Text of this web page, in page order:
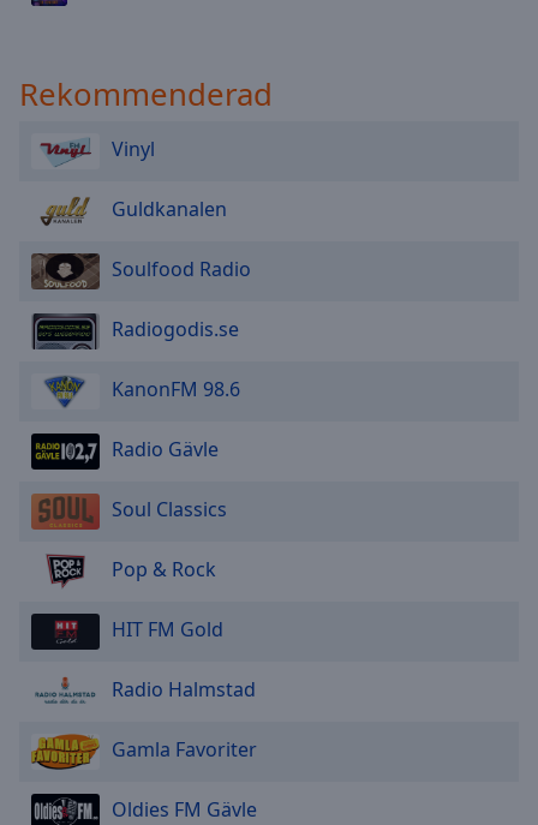
Rekommenderad
Vinyl
Guldkanalen
Soulfood Radio
Radiogodis.se
KanonFM 98.6
Radio Gävle
Soul Classics
Pop & Rock
HIT FM Gold
Radio Halmstad
Gamla Favoriter
Oldies FM Gävle